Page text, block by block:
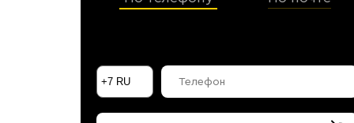
Галараствор
Подписка